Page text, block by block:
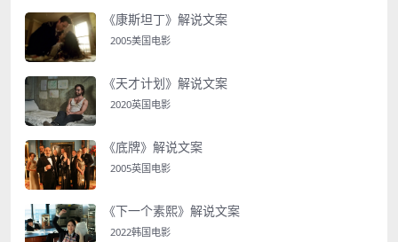
《康斯坦丁》解说文案
2005美国电影
《天才计划》解说文案
2020英国电影
《底牌》解说文案
2005英国电影
《下一个素熙》解说文案
2022韩国电影